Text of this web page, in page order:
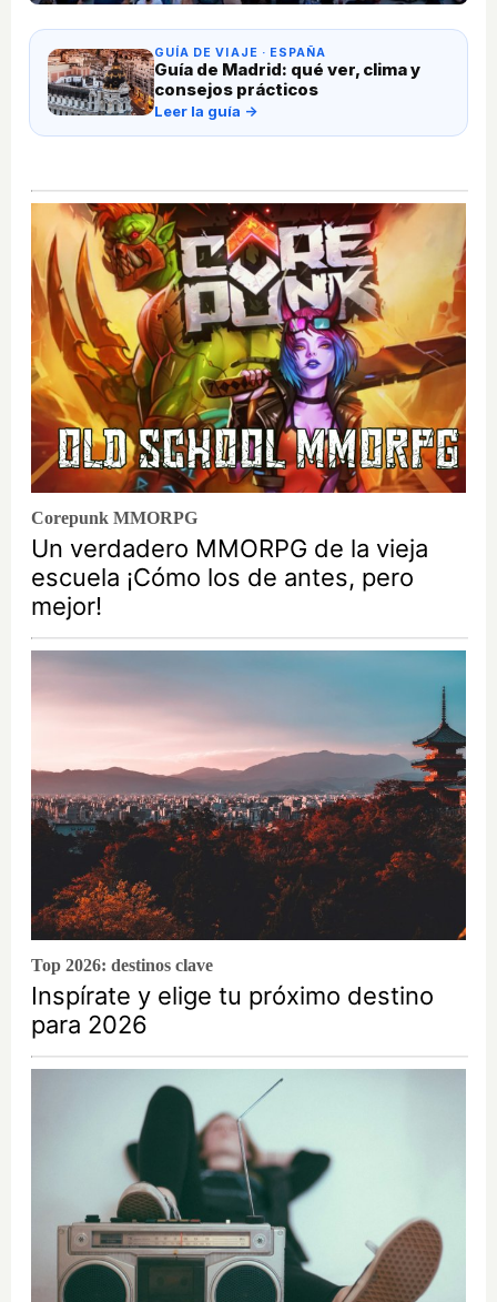
GUÍA DE VIAJE · ESPAÑA
Guía de Madrid: qué ver, clima y
consejos prácticos
Leer la guía →
Corepunk MMORPG
Un verdadero MMORPG de la vieja
escuela ¡Cómo los de antes, pero
mejor!
Top 2026: destinos clave
Inspírate y elige tu próximo destino
para 2026